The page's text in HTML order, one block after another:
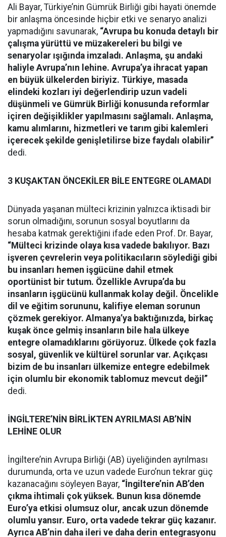
Ali Bayar, Türkiye’nin Gümrük Birliği gibi hayati önemde
bir anlaşma öncesinde hiçbir etki ve senaryo analizi
yapmadığını savunarak, “Avrupa bu konuda detaylı bir
çalışma yürüttü ve müzakereleri bu bilgi ve
senaryolar ışığında imzaladı. Anlaşma, şu andaki
haliyle Avrupa’nın lehine. Avrupa’ya ihracat yapan
en büyük ülkelerden biriyiz. Türkiye, masada
elindeki kozları iyi değerlendirip uzun vadeli
düşünmeli ve Gümrük Birliği konusunda reformlar
içiren değişiklikler yapılmasını sağlamalı. Anlaşma,
kamu alımlarını, hizmetleri ve tarım gibi kalemleri
içerecek şekilde genişletilirse bize faydalı olabilir”
dedi.
3 KUŞAKTAN ÖNCEKİLER BİLE ENTEGRE OLAMADI
Dünyada yaşanan mülteci krizinin yalnızca iktisadi bir
sorun olmadığını, sorunun sosyal boyutlarını da
hesaba katmak gerektiğini ifade eden Prof. Dr. Bayar,
“Mülteci krizinde olaya kısa vadede bakılıyor. Bazı
işveren çevrelerin veya politikacıların söylediği gibi
bu insanları hemen işgücüne dahil etmek
oportünist bir tutum. Özellikle Avrupa’da bu
insanların işgücünü kullanmak kolay değil. Öncelikle
dil ve eğitim sorununu, kalifiye eleman sorunun
çözmek gerekiyor. Almanya’ya baktığınızda, birkaç
kuşak önce gelmiş insanların bile hala ülkeye
entegre olamadıklarını görüyoruz. Ülkede çok fazla
sosyal, güvenlik ve kültürel sorunlar var. Açıkçası
bizim de bu insanları ülkemize entegre edebilmek
için olumlu bir ekonomik tablomuz mevcut değil”
dedi.
İNGİLTERE’NİN BİRLİKTEN AYRILMASI AB’NİN
LEHİNE OLUR
İngiltere’nin Avrupa Birliği (AB) üyeliğinden ayrılması
durumunda, orta ve uzun vadede Euro’nun tekrar güç
kazanacağını söyleyen Bayar, “İngiltere’nin AB’den
çıkma ihtimali çok yüksek. Bunun kısa dönemde
Euro’ya etkisi olumsuz olur, ancak uzun dönemde
olumlu yansır. Euro, orta vadede tekrar güç kazanır.
Ayrıca AB’nin daha ileri ve daha derin entegrasyonu